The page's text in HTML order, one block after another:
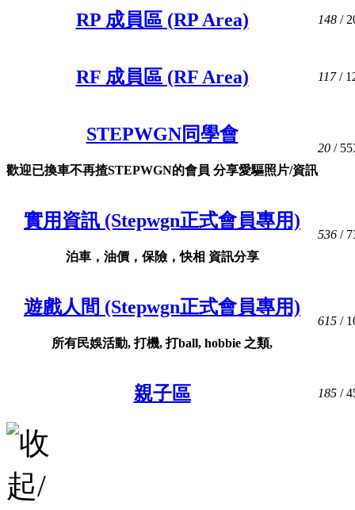
RP 成員區 (RP Area) 148 /
RF 成員區 (RF Area) 117/
STEPWGN同學會
歡迎已換車不再揸STEPWGN的會員 分享愛驅照片/資訊
20 /
實用資訊 (Stepwgn正式會員專用)
泊車，油價，保險，快相 資訊分享
536 /
遊戲人間 (Stepwgn正式會員專用)
所有民娛活動, 打機, 打ball, hobbie 之類,
615 /
親子區 185 /